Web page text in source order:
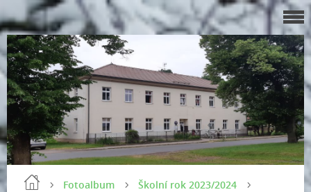
Fotoalbum
Školní rok 2023/2024